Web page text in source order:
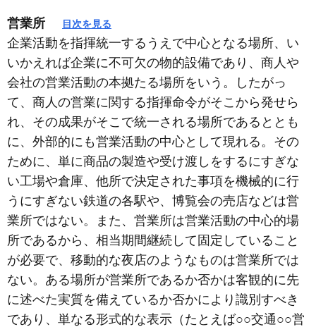
営業所 目次を見る
企業活動を指揮統一するうえで中心となる場所、い
いかえれば企業に不可欠の物的設備であり、商人や
会社の営業活動の本拠たる場所をいう。したがっ
て、商人の営業に関する指揮命令がそこから発せら
れ、その成果がそこで統一される場所であるととも
に、外部的にも営業活動の中心として現れる。その
ために、単に商品の製造や受け渡しをするにすぎな
い工場や倉庫、他所で決定された事項を機械的に行
うにすぎない鉄道の各駅や、博覧会の売店などは営
業所ではない。また、営業所は営業活動の中心的場
所であるから、相当期間継続して固定していること
が必要で、移動的な夜店のようなものは営業所では
ない。ある場所が営業所であるか否かは客観的に先
に述べた実質を備えているか否かにより識別すべき
であり、単なる形式的な表示（たとえば○○交通○○営